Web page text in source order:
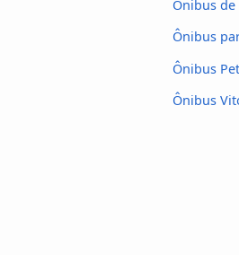
Ônibus de
Ônibus
Ônibus
Ônibus